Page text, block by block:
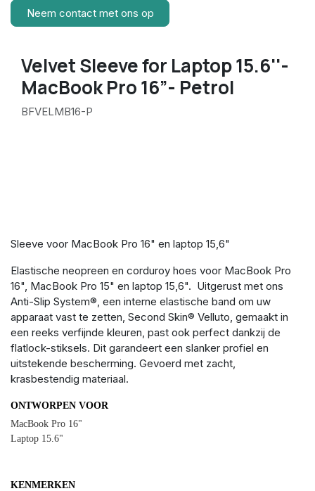
Neem contact met ons op
Velvet Sleeve for Laptop 15.6''-
MacBook Pro 16”- Petrol
BFVELMB16-P
Sleeve voor MacBook Pro 16" en laptop 15,6"
Elastische neopreen en corduroy hoes voor MacBook Pro
16", MacBook Pro 15" en laptop 15,6". Uitgerust met ons
Anti-Slip System®, een interne elastische band om uw
apparaat vast te zetten, Second Skin® Velluto, gemaakt in
een reeks verfijnde kleuren, past ook perfect dankzij de
flatlock-stiksels. Dit garandeert een slanker profiel en
uitstekende bescherming. Gevoerd met zacht,
krasbestendig materiaal.
ONTWORPEN VOOR
MacBook Pro 16"
Laptop 15.6"
KENMERKEN